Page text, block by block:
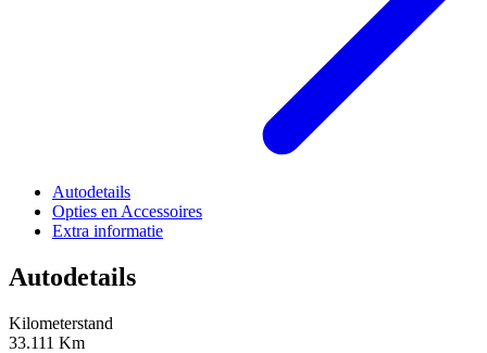
Autodetails
Opties en Accessoires
Extra informatie
Autodetails
Kilometerstand
33.111 Km